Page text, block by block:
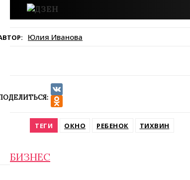
Юлия Иванова
VK
ТЕГИ ОКНО РЕБЕНОК ТИХВИН
БИЗНЕС